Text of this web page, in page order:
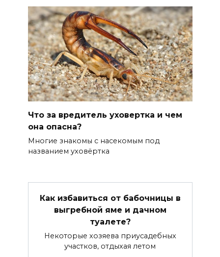
Что за вредитель уховертка и чем
она опасна?
Многие знакомы с насекомым под
названием уховёртка
Как избавиться от бабочницы в
выгребной яме и дачном
туалете?
Некоторые хозяева приусадебных
участков, отдыхая летом